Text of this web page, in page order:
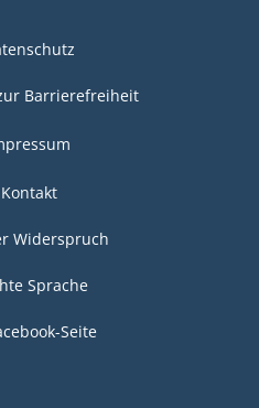
Barrierefreiheit
Kontakt
Widerspruch
Sprache
Seite